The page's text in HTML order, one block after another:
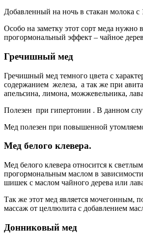
Добавленный на ночь в стакан молока
Особо на заметку этот сорт меда
прогормональный эффект – чайное
Гречишный мед
Гречишный мед темного цвета с
содержанием железа, а так же при
апельсина, лимона, можжевельника,
Полезен при гипертонии . В данном
Мед полезен при повышенной
Мед белого клевера.
Мед белого клевера относится к
прогормональным маслом в
шишек с маслом чайного дерева или
Так же этот мед является мочегонным,
массаж от целлюлита с добавлением
Донниковый мед